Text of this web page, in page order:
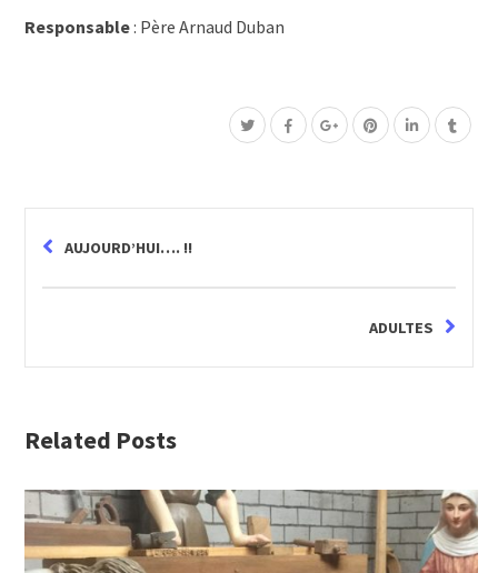
Responsable: Père Arnaud Duban
AUJOURD’HUI…. !!
ADULTES
Related Posts